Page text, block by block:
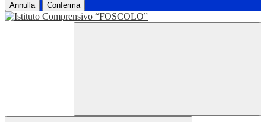
Annulla Conferma